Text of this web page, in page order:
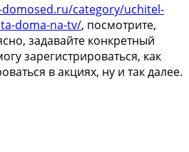
category/uchitel-
doma-na-tv/, посмотрите,
задавайте конкретный
зарегистрироваться, как
в акциях, ну и так далее.